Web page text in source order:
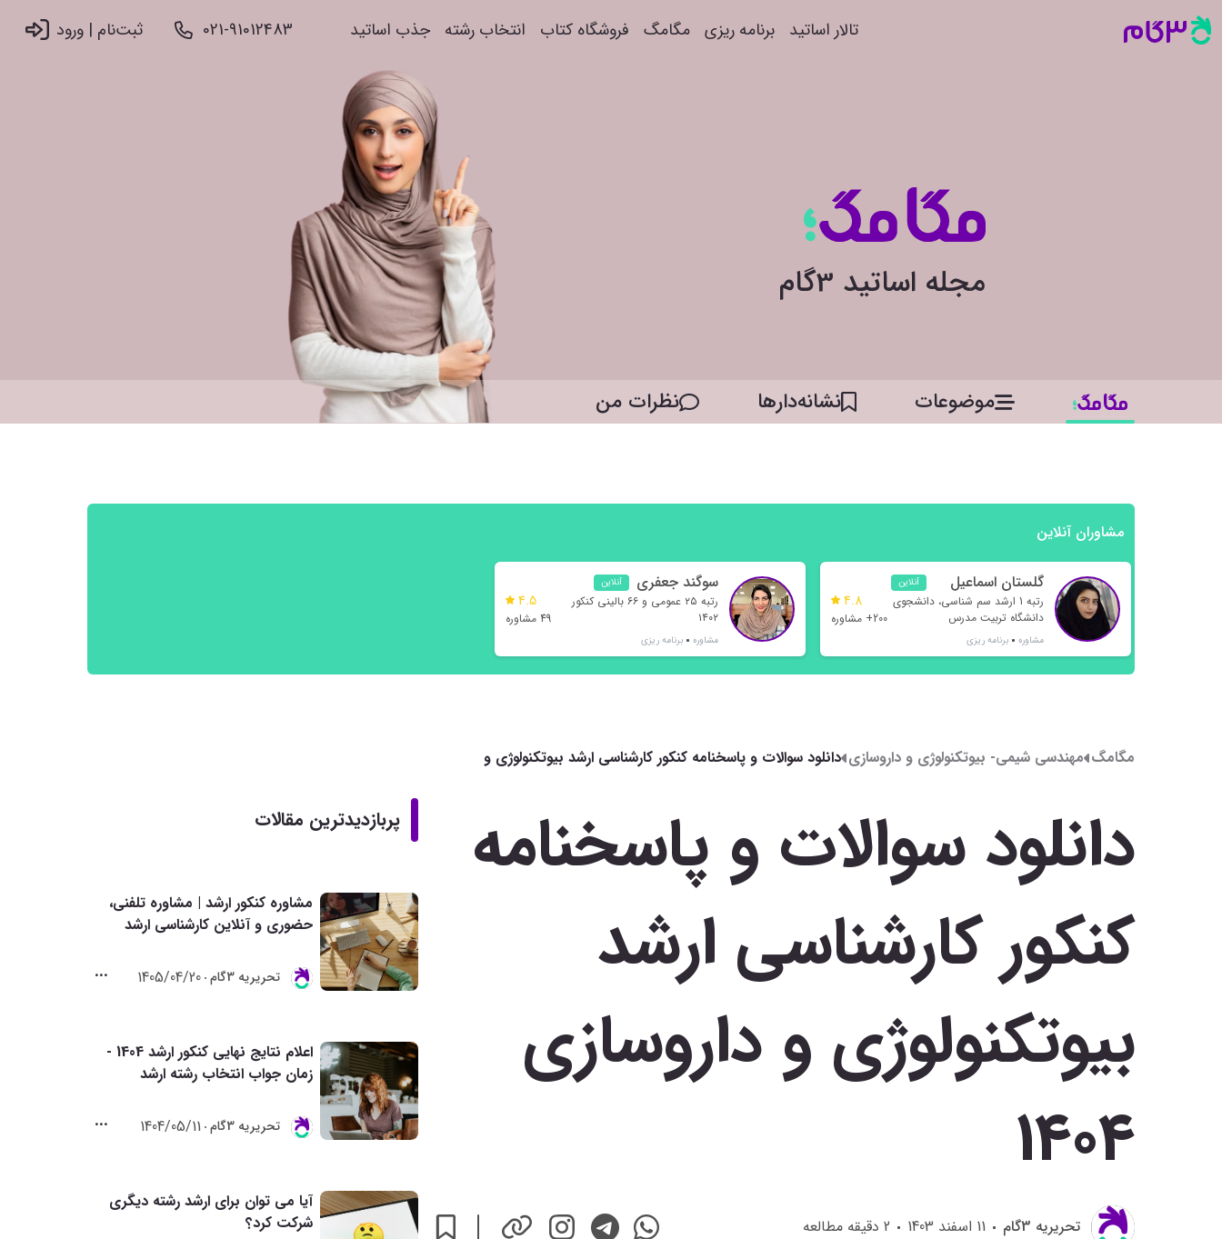
تالار اساتید برنامه ریزی مگامگ فروشگاه کتاب انتخاب رشته جذب اساتید 021-91012483 ثبت‌نام |‌ ورود
مجله اساتید 3گام
موضوعات نشانه‌دار‌ها نظرات من
مشاوران آنلاین
گلستان اسماعیل
نژاد
آنلاین
رتبه 1 ارشد سم شناسی، دانشجوی
دانشگاه تربیت مدرس
مشاوره برنامه ریزی
4.8
200+ مشاوره
سوگند جعفری آنلاین
رتبه ۲۵ عمومی و ۶۶ بالینی کنکور
۱۴۰۲
مشاوره برنامه ریزی
4.5
49 مشاوره
مگامگ مهندسی شیمی- بیوتکنولوژی و داروسازی دانلود سوالات و پاسخنامه کنکور کارشناسی ارشد بیوتکنولوژی و
دانلود سوالات و پاسخنامه
کنکور کارشناسی ارشد
بیوتکنولوژی و داروسازی
1404
تحريريه 3گام 11 اسفند 1403 2 دقیقه مطالعه
پربازدیدترین مقالات
مشاوره کنکور ارشد | مشاوره تلفنی،
حضوری و آنلاین کارشناسی ارشد
تحريريه 3گام 1405/04/20
اعلام نتایج نهایی کنکور ارشد 1404 -
زمان جواب انتخاب رشته ارشد
تحريريه 3گام 1404/05/11
آیا می توان برای ارشد رشته دیگری
شرکت کرد؟